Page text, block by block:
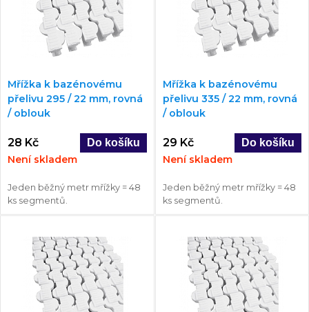
Mřížka k bazénovému
přelivu 295 / 22 mm, rovná
/ oblouk
28 Kč
Není skladem
Jeden běžný metr mřížky = 48
ks segmentů.
Mřížka k bazénovému
přelivu 335 / 22 mm, rovná
/ oblouk
29 Kč
Není skladem
Jeden běžný metr mřížky = 48
ks segmentů.